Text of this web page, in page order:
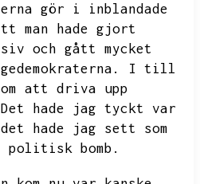
gör i inblandade
man hade gjort
och gått mycket
I till
att driva upp
Det hade jag tyckt var
hade jag sett som
politisk bomb.